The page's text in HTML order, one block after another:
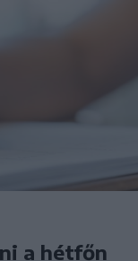
a hétfőn